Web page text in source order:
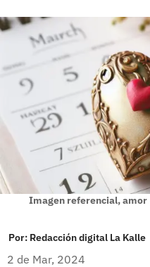
Imagen referencial, amor
Por: Redacción digital La Kalle
2 de Mar, 2024